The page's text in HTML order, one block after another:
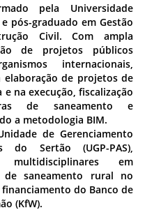
pela Universidade
e pós-graduado em Gestão
Civil. Com ampla
de projetos públicos
internacionais,
elaboração de projetos de
na execução, fiscalização
de saneamento e
a metodologia BIM.
de Gerenciamento
do Sertão (UGP-PAS),
em
saneamento rural no
do Banco de
(KfW).